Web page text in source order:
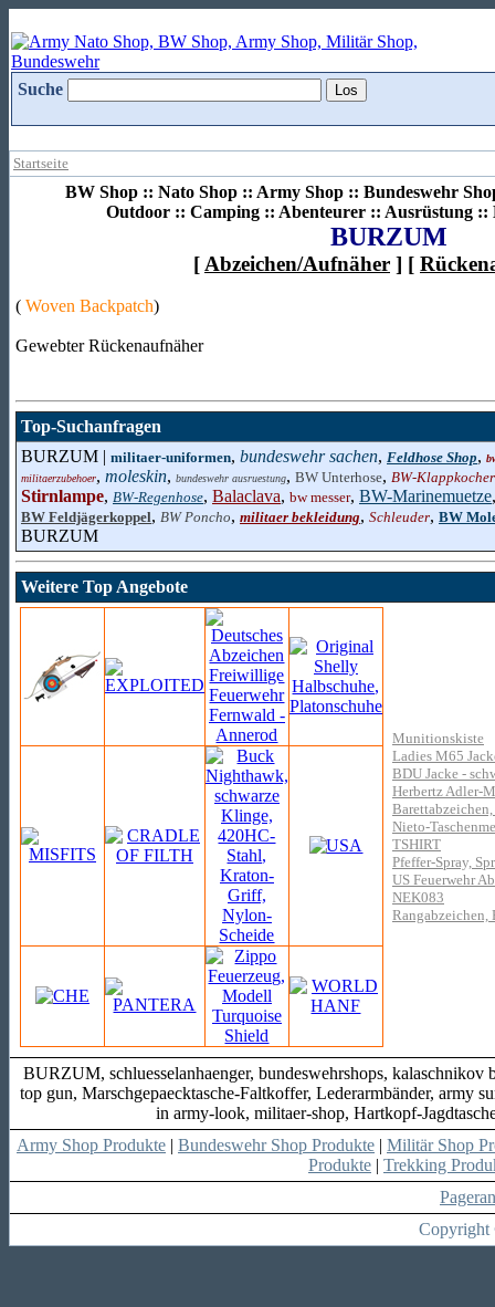
Suche
Startseite
BW Shop :: Nato Shop :: Army Shop :: Bundeswehr
Outdoor :: Camping :: Abenteurer :: Ausrüstung ::
BURZUM
[ Abzeichen/Aufnäher ] [
( Woven Backpatch)
Gewebter Rückenaufnäher
Top-Suchanfragen
BURZUM | militaer-uniformen, bundeswehr sachen, Feldhose Shop,
militaerzubehoer, moleskin, bundeswehr ausruestung, BW Unterhose, BW-Klappkocher
Stirnlampe, BW-Regenhose, Balaclava, bw messer, BW-Marinemuetze
BW Feldjägerkoppel, BW Poncho, militaer bekleidung, Schleuder, BW
BURZUM
Weitere Top Angebote
Munitionskiste
Ladies M65
BDU Jacke -
Herbertz Adler-
Nieto-
TSHIRT
Pfeffer-Spray,
US Feuerwehr
NEK083
Rangabzeichen,
BURZUM, schluesselanhaenger, bundeswehrshops,
top gun, Marschgepaecktasche-Faltkoffer, Lederarmbänder, army
in army-look, militaer-shop, Hartkopf-
Army Shop Produkte | Bundeswehr Shop Produkte | Militär Shop
Produkte | Trekking